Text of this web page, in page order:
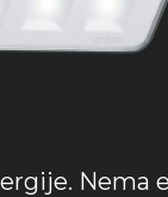
Nema